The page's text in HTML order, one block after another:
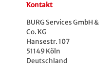
Kontakt
BURG Services GmbH &
Co. KG
Hansestr. 107
51149 Köln
Deutschland